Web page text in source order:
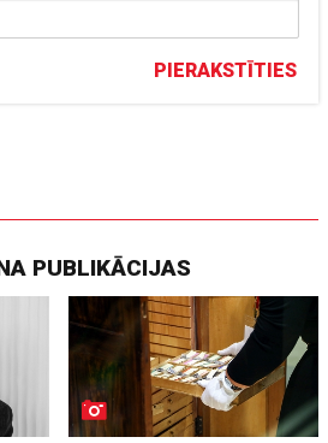
PIERAKSTĪTIES
PUBLIKĀCIJAS